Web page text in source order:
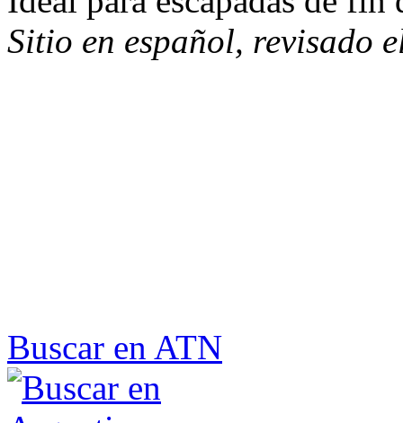
Sitio en español, revisado
Buscar en ATN